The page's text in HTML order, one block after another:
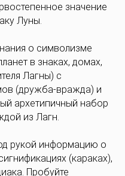
значение
Луны.
о символизме
в знаках, домах,
Лагны) с
(дружба-вражда) и
архетипичный набор
из Лагн.
рукой информацию о
(караках),
Пробуйте